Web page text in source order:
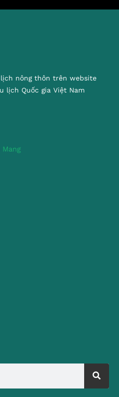
nông thôn trên website
lịch Quốc gia Việt Nam